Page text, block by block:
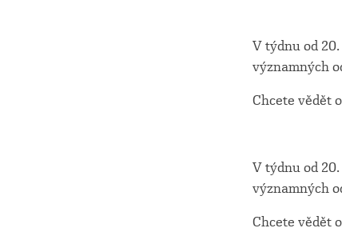
V týdnu od
významných
Chcete vědět
V týdnu od
významných
Chcete vědět